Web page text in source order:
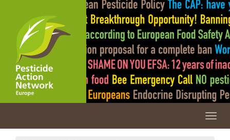
content